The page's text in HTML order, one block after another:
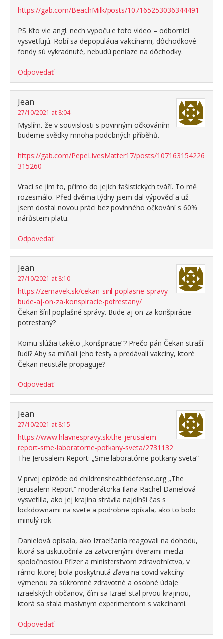
https://gab.com/BeachMilk/posts/107165253036344491
PS Kto vie angl. nech vypočuje toto video – odborníci
vysvetľujú. Robí sa depopulácia vakcínami, dôchodkové
fondy sú vykradnuté, nebudú peniaze na dôchodky.
Odpovedať
Jean
27/10/2021 at 8:04
Myslím, že v souvislosti s povinným očkováním
budeme svědky mnoha podobných příběhů.
https://gab.com/PepeLivesMatter17/posts/107163154226
315260
Vrací se jim to, přímo do jejich fašistických tváří. To mě
rozesmálo. Před dvěma týdny jsem dal výpověď a už
jsem dostal novou práci bez povinného očkování s 60%
nárůstem platu.
Odpovedať
Jean
27/10/2021 at 8:10
https://zemavek.sk/cekan-siril-poplasne-spravy-
bude-aj-on-za-konspiracie-potrestany/
Čekan šíril poplašné správy. Bude aj on za konšpirácie
potrestaný?
Komu slúžia takéto „konšpirácie“? Prečo pán Čekan straší
ľudí? Aby sa míňali jeho testy a predávali vakcíny, ktoré
Čekan neustále propaguje?
Odpovedať
Jean
27/10/2021 at 8:15
https://www.hlavnespravy.sk/the-jerusalem-
report-sme-laboratorne-potkany-sveta/2731132
The Jerusalem Report: „Sme laboratórne potkany sveta“
V prvej epizóde od childrenshealthdefense.org „The
Jerusalem Report“ moderátorka Ilana Rachel Danielová
vysvetlila, ako jej krajina strávila najdlhší čas s
lockdownami na svete a podrobne opísala, ako to bolo
minulý rok
Danielová opísala, ako Izraelčania reagovali na dohodu,
ktorá sa uskutočnila za zatvorenými dverami medzi
spoločnosťou Pfizer a ministerstvom zdravotníctva, v
rámci ktorej bola poskytnutá zľava na covid vakcíny
výmenou za súkromné ​​zdravotné a osobné údaje
izraelských občanov, čím sa Izrael stal prvou krajinou,
ktorá sa stala masívnym experimentom s vakcínami.
Odpovedať